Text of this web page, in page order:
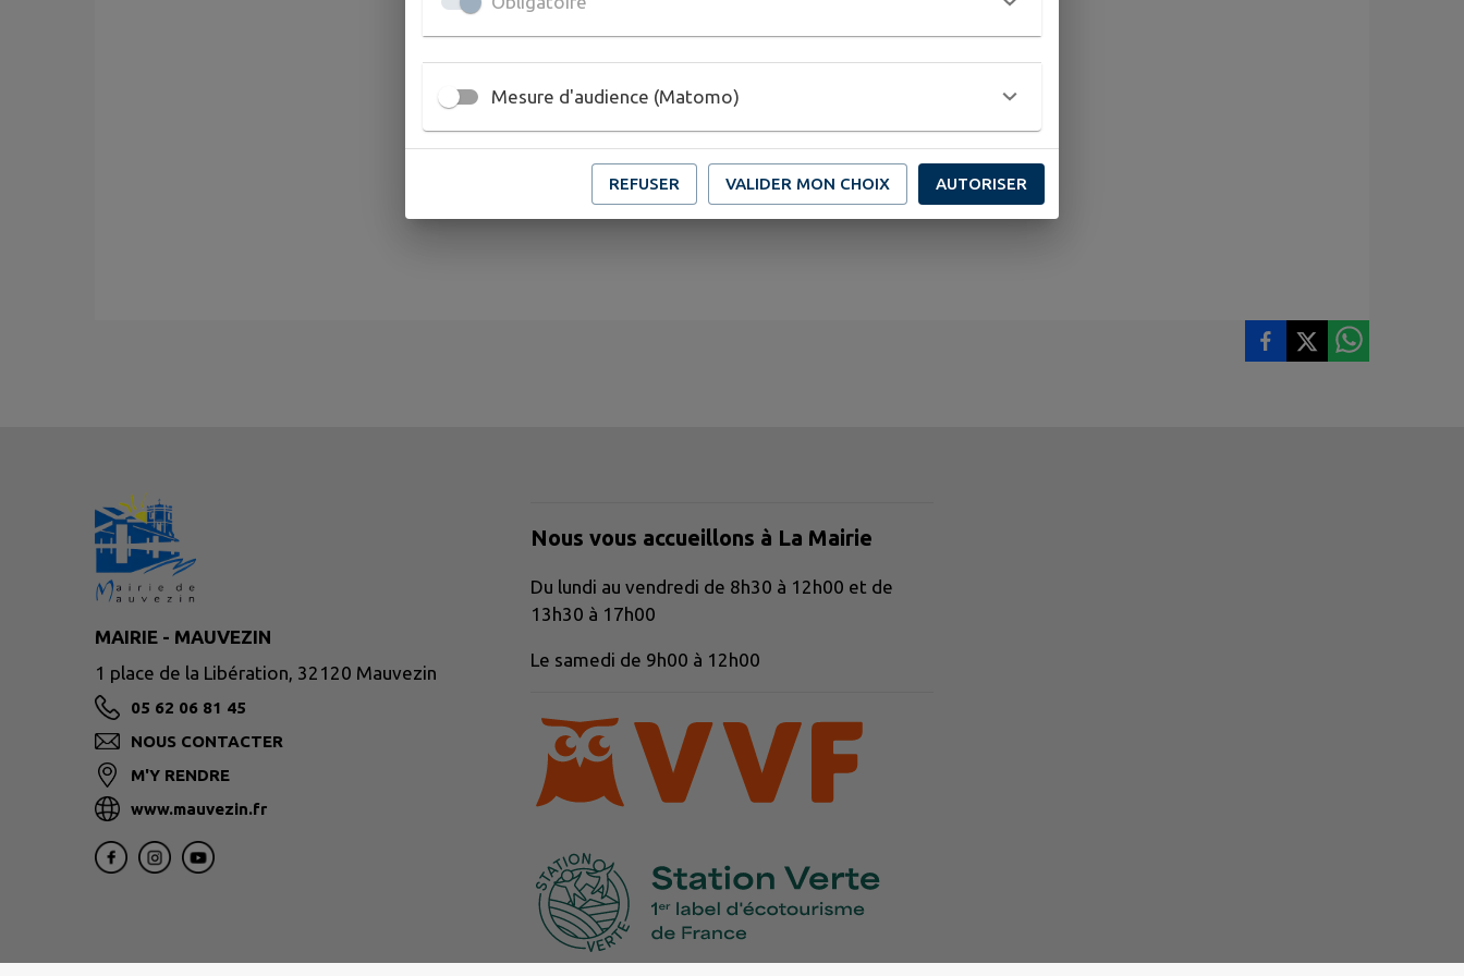
MAIRIE - MAUVEZIN
1 place de la Libération, 32120 Mauvezin
05 62 06 81 45
NOUS CONTACTER
M'Y RENDRE
www.mauvezin.fr
Nous vous accueillons à La Mairie
Du lundi au vendredi de 8h30 à 12h00 et de
13h30 à 17h00
Le samedi de 9h00 à 12h00
Mesure d'audience (Matomo)
REFUSER VALIDER MON CHOIX AUTORISER